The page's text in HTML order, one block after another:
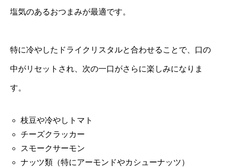
塩気のあるおつまみが最適です。
特に冷やしたドライクリスタルと合わせることで、口の
中がリセットされ、次の一口がさらに楽しみになりま
す。
枝豆や冷やしトマト
チーズクラッカー
スモークサーモン
ナッツ類（特にアーモンドやカシューナッツ）